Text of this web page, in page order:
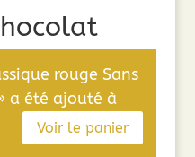
rouge Sans
a été ajouté à
Voir le panier